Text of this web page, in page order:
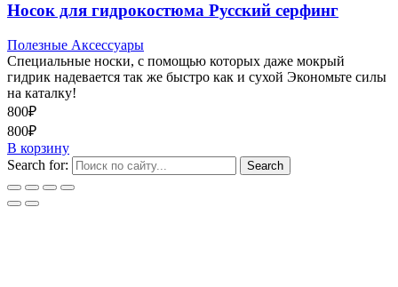
Носок для гидрокостюма Русский серфинг
Полезные Аксессуары
Специальные носки, с помощью которых даже мокрый
гидрик надевается так же быстро как и сухой Экономьте силы
на каталку!
800₽
800₽
В корзину
Search for: